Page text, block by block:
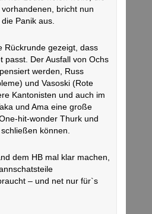
bricht nun
Panik aus.
Rückrunde gezeigt, dass
passt. Der Ausfall von Ochs
werden, Russ
und Vasoski (Rote
Kantonisten und auch im
und Ama eine große
hit-wonder Thurk und
können.
dem HB mal klar machen,
– und net nur für`s